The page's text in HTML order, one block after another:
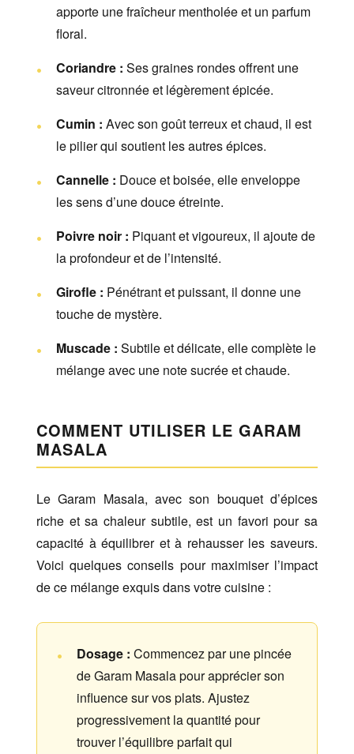
apporte une fraîcheur mentholée et un parfum
floral.
Coriandre : Ses graines rondes offrent une
saveur citronnée et légèrement épicée.
Cumin : Avec son goût terreux et chaud, il est
le pilier qui soutient les autres épices.
Cannelle : Douce et boisée, elle enveloppe
les sens d’une douce étreinte.
Poivre noir : Piquant et vigoureux, il ajoute de
la profondeur et de l’intensité.
Girofle : Pénétrant et puissant, il donne une
touche de mystère.
Muscade : Subtile et délicate, elle complète le
mélange avec une note sucrée et chaude.
COMMENT UTILISER LE GARAM
MASALA
Le Garam Masala, avec son bouquet d’épices
riche et sa chaleur subtile, est un favori pour sa
capacité à équilibrer et à rehausser les saveurs.
Voici quelques conseils pour maximiser l’impact
de ce mélange exquis dans votre cuisine :
Dosage : Commencez par une pincée
de Garam Masala pour apprécier son
influence sur vos plats. Ajustez
progressivement la quantité pour
trouver l’équilibre parfait qui